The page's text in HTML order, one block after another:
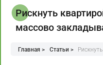
Рискнуть
массово
Главная > Статьи >